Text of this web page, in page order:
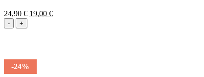
24,90€ 19,00 €
-24%
AKCIJA